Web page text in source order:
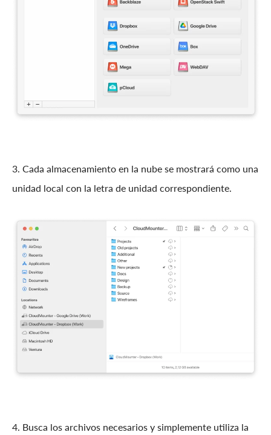
3. Cada almacenamiento en la nube se mostrará como una
unidad local con la letra de unidad correspondiente.
4. Busca los archivos necesarios y simplemente utiliza la